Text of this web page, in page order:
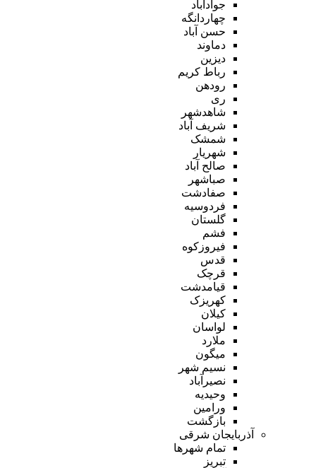
جوادآباد
چهاردانگه
حسن آباد
دماوند
دیزین
رباط کریم
رودهن
ری
شاهدشهر
شریف آباد
شمشک
شهریار
صالح آباد
صباشهر
صفادشت
فردوسیه
گلستان
فشم
فیروزکوه
قدس
قرچک
قیامدشت
کهریزک
کیلان
لواسان
ملارد
میگون
نسیم شهر
نصیرآباد
وحیدیه
ورامین
بازگشت
آذربایجان شرقی
تمام شهر‌ها
تبریز